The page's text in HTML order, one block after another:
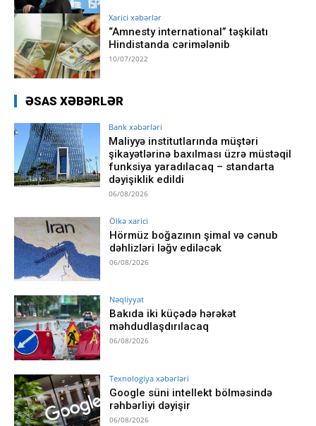
Xarici xəbərlər
“Amnesty international” təşkilatı
Hindistanda cərimələnib
10/07/2022
ƏSAS XƏBƏRLƏR
Bank xəbərləri
Maliyyə institutlarında müştəri
şikayətlərinə baxılması üzrə müstəqil
funksiya yaradılacaq – standarta
dəyişiklik edildi
06/08/2026
Ölkə xarici
Hörmüz boğazının şimal və cənub
dəhlizləri ləğv ediləcək
06/08/2026
Nəqliyyat
Bakıda iki küçədə hərəkət
məhdudlaşdırılacaq
06/08/2026
Texnologiya xəbərləri
Google süni intellekt bölməsində
rəhbərliyi dəyişir
06/08/2026